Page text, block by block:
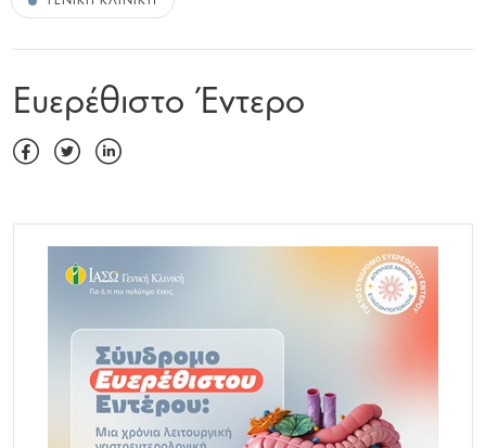
Ευερέθιστο Έντερο